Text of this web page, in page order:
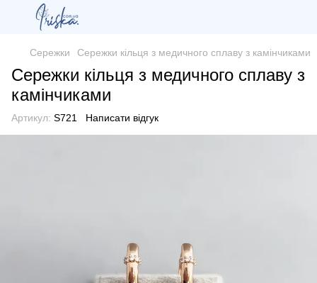
Сережки Сережки кільця з медичного сплаву з камінчиками
Сережки кільця з медичного сплаву з
камінчиками
Артикул: S721 Написати відгук